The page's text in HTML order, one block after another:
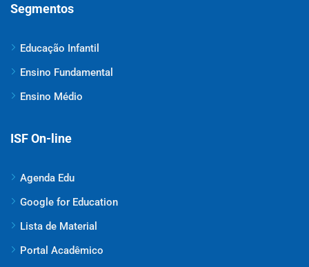
Segmentos
Educação Infantil
Ensino Fundamental
Ensino Médio
ISF On-line
Agenda Edu
Google for Education
Lista de Material
Portal Acadêmico